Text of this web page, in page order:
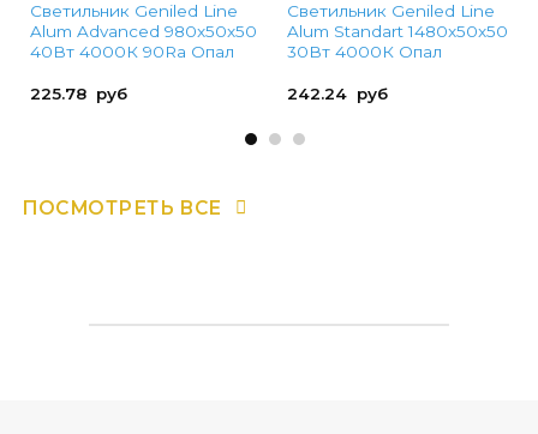
Светильник Geniled Line
Alum Advanced 980x50x50
40Вт 4000К 90Ra Опал
225.78 руб
Светильник Geniled Line
Alum Standart 1480x50x50
30Вт 4000К Опал
242.24 руб
ПОСМОТРЕТЬ ВСЕ